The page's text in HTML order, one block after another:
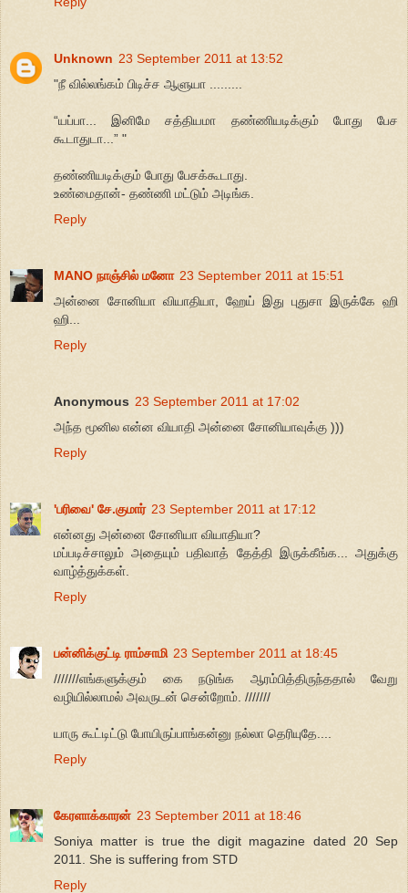
Unknown 23 September 2011 at 13:52
"நீ வில்லங்கம் பிடிச்ச ஆளுயா .........
“யப்பா... இனிமே சத்தியமா தண்ணியடிக்கும் போது பேச
கூடாதுடா...” "
தண்ணியடிக்கும் போது பேசக்கூடாது.
உண்மைதான்- தண்ணி மட்டும் அடிங்க.
Reply
MANO நாஞ்சில் மனோ 23 September 2011 at 15:51
அன்னை சோனியா வியாதியா, ஹேய் இது புதுசா இருக்கே ஹி
ஹி...
Reply
Anonymous 23 September 2011 at 17:02
அந்த மூனில என்ன வியாதி அன்னை சோனியாவுக்கு )))
Reply
'பரிவை' சே.குமார் 23 September 2011 at 17:12
என்னது அன்னை சோனியா வியாதியா?
மப்படிச்சாலும் அதையும் பதிவாத் தேத்தி இருக்கீங்க... அதுக்கு
வாழ்த்துக்கள்.
Reply
பன்னிக்குட்டி ராம்சாமி 23 September 2011 at 18:45
///////எங்களுக்கும் கை நடுங்க ஆரம்பித்திருந்ததால் வேறு
வழியில்லாமல் அவருடன் சென்றோம். ///////
யாரு கூட்டிட்டு போயிருப்பாங்கன்னு நல்லா தெரியுதே....
Reply
கேரளாக்காரன் 23 September 2011 at 18:46
Soniya matter is true the digit magazine dated 20 Sep
2011. She is suffering from STD
Reply